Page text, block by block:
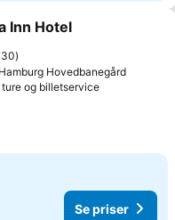
favoritter
Inn Hotel
Hovedbanegård
og billetservice
Se priser